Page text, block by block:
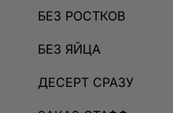
БЕЗ РОСТКОВ
БЕЗ ЯЙЦА
ДЕСЕРТ СРАЗУ